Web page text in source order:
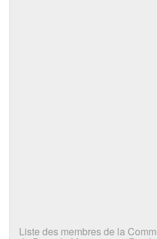
Liste des membres de la